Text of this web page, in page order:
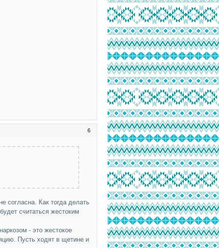
6
согласна. Как тогда делать
считаться жестоким
- это жестокое
Пусть ходят в щетине и